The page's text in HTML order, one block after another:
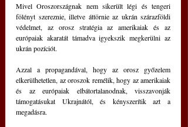
Mivel Oroszországnak nem sikerült légi és tengeri
fölényt szereznie, illetve áttörnie az ukrán szárazföldi
védelmet, az orosz stratégia az amerikaiak és az
európaiak akaratát támadva igyekszik megkerülni az
ukrán pozíciót.
Azzal a propagandával, hogy az orosz győzelem
elkerülhetetlen, az oroszok remélik, hogy az amerikaiak
és az európaiak elbátortalanodnak, visszavonják
támogatásukat Ukrajnától, és kényszerítik azt a
megadásra.